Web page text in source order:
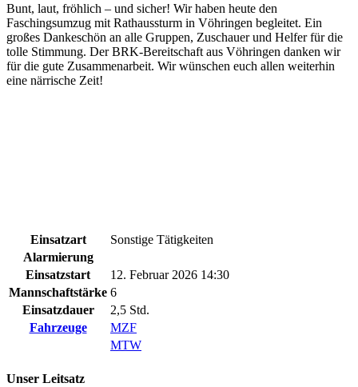
Bunt, laut, fröhlich – und sicher! Wir haben heute den
Faschingsumzug mit Rathaussturm in Vöhringen begleitet. Ein
großes Dankeschön an alle Gruppen, Zuschauer und Helfer für die
tolle Stimmung. Der BRK-Bereitschaft aus Vöhringen danken wir
für die gute Zusammenarbeit. Wir wünschen euch allen weiterhin
eine närrische Zeit!
Einsatzart
Sonstige Tätigkeiten
Alarmierung
Einsatzstart
12. Februar 2026 14:30
Mannschaftstärke 6
Einsatzdauer
2,5 Std.
Fahrzeuge
MZF
MTW
Unser Leitsatz